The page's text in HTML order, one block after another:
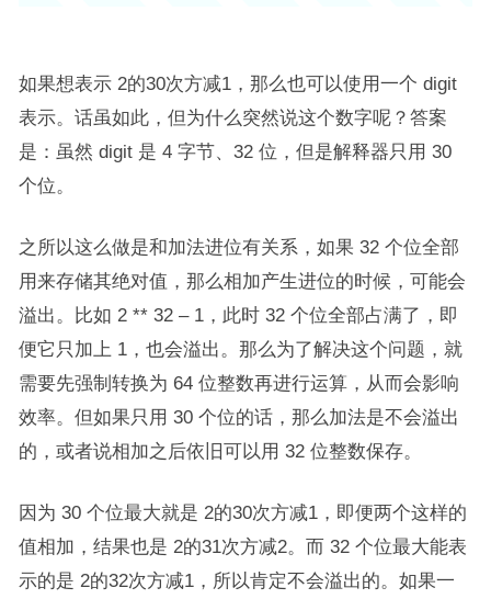
如果想表示 2的30次方减1，那么也可以使用一个 digit
表示。话虽如此，但为什么突然说这个数字呢？答案
是：虽然 digit 是 4 字节、32 位，但是解释器只用 30
个位。
之所以这么做是和加法进位有关系，如果 32 个位全部
用来存储其绝对值，那么相加产生进位的时候，可能会
溢出。比如 2 ** 32 – 1，此时 32 个位全部占满了，即
便它只加上 1，也会溢出。那么为了解决这个问题，就
需要先强制转换为 64 位整数再进行运算，从而会影响
效率。但如果只用 30 个位的话，那么加法是不会溢出
的，或者说相加之后依旧可以用 32 位整数保存。
因为 30 个位最大就是 2的30次方减1，即便两个这样的
值相加，结果也是 2的31次方减2。而 32 个位最大能表
示的是 2的32次方减1，所以肯定不会溢出的。如果一